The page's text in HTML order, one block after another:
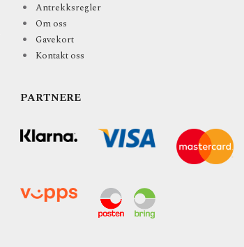
Antrekksregler
Om oss
Gavekort
Kontakt oss
PARTNERE